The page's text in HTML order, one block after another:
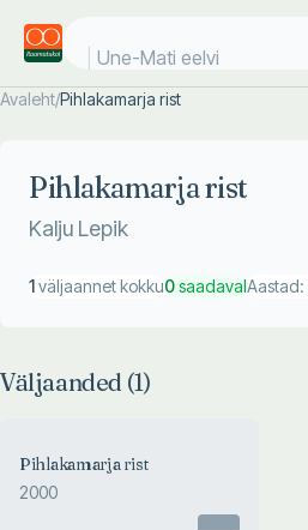
Une-Mati eelvi
Avaleht/Pihlakamarja rist
Pihlakamarja rist
Kalju Lepik
1väljaannet kokku0saadavalAastad:
Väljaanded (1)
Pihlakamarja rist
2000